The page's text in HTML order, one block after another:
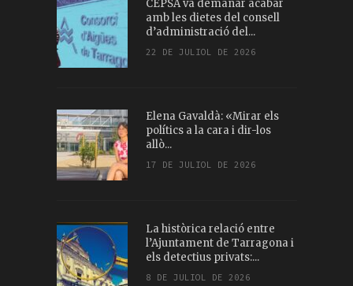
CEPSA va demanar acabar
amb les dietes del consell
d’administració del...
22 DE JULIOL DE 2026
Elena Gavaldà: «Mirar els
polítics a la cara i dir-los
allò...
17 DE JULIOL DE 2026
La històrica relació entre
l’Ajuntament de Tarragona i
els detectius privats:...
8 DE JULIOL DE 2026